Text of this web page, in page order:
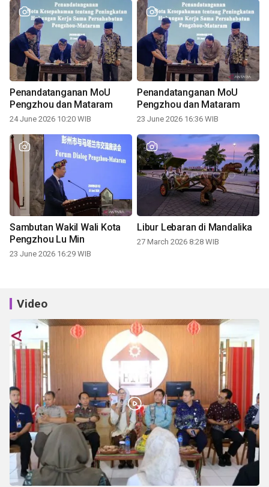
Penandatanganan MoU
Pengzhou dan Mataram
24 June 2026 10:20 WIB
Penandatanganan MoU
Pengzhou dan Mataram
23 June 2026 16:36 WIB
Sambutan Wakil Wali Kota
Pengzhou Lu Min
23 June 2026 16:29 WIB
Libur Lebaran di Mandalika
27 March 2026 8:28 WIB
Video